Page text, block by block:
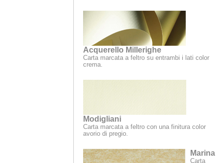
Acquerello Millerighe
Carta marcata a feltro su entrambi i lati color
crema.
Modigliani
Carta marcata a feltro con una finitura color
avorio di pregio.
Marina
Carta